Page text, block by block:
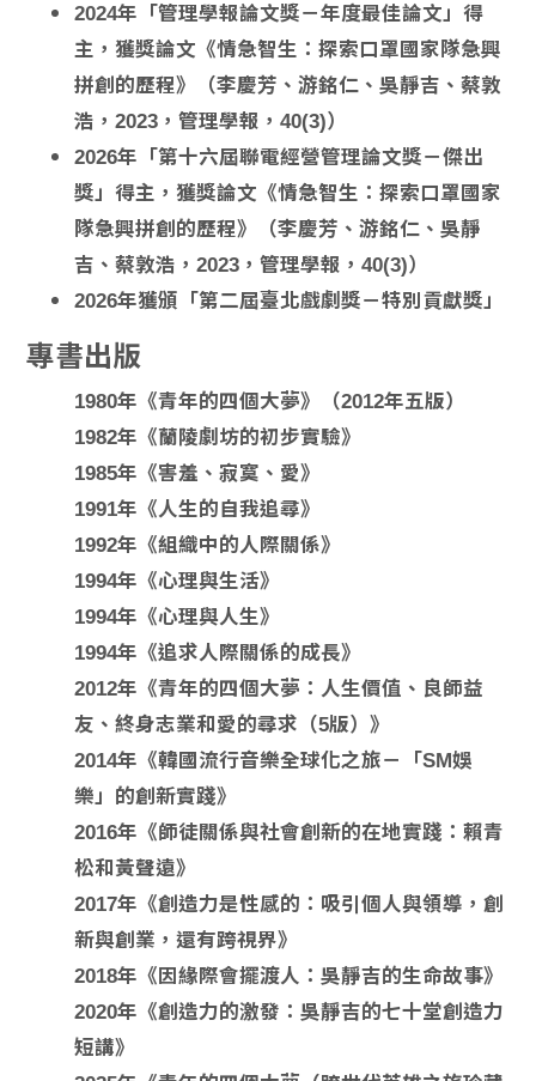
2024年「管理學報論文獎－年度最佳論文」得
主，獲獎論文《情急智生：探索口罩國家隊急興
拼創的歷程》（李慶芳、游銘仁、吳靜吉、蔡敦
浩，2023，管理學報，40(3)）
2026年「第十六屆聯電經營管理論文獎－傑出
獎」得主， 獲獎論文《情急智生：探索口罩國家
隊急興拼創的歷程》（李慶芳、游銘仁、吳靜
吉、蔡敦浩，2023，管理學報，40(3)）
2026年獲頒「第二屆臺北戲劇獎－特別貢獻獎」
專書出版
1980年《青年的四個大夢》（2012年五版）
1982年《蘭陵劇坊的初步實驗》
1985年《害羞、寂寞、愛》
1991年《人生的自我追尋》
1992年《組織中的人際關係》
1994年《心理與生活》
1994年《心理與人生》
1994年《追求人際關係的成長》
2012年《青年的四個大夢：人生價值、良師益
友、終身志業和愛的尋求（5版）》
2014年《韓國流行音樂全球化之旅－「SM娛
樂」的創新實踐》
2016年《師徒關係與社會創新的在地實踐：賴青
松和黃聲遠》
2017年《創造力是性感的：吸引個人與領導，創
新與創業，還有跨視界》
2018年《因緣際會擺渡人：吳靜吉的生命故事》
2020年《創造力的激發：吳靜吉的七十堂創造力
短講》